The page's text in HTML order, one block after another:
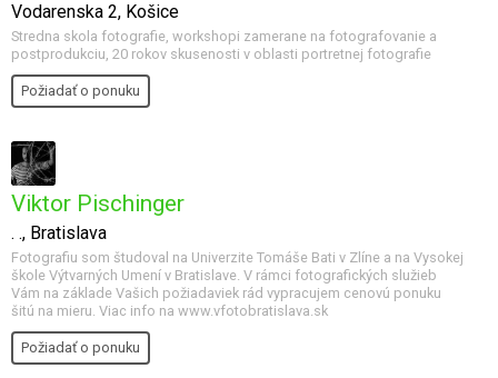
Vodarenska 2, Košice
Stredna skola fotografie, workshopi zamerane na fotografovanie a
postprodukciu, 20 rokov skusenosti v oblasti portretnej fotografie
Požiadať o ponuku
Viktor Pischinger
. ., Bratislava
Fotografiu som študoval na Univerzite Tomáše Bati v Zlíne a na Vysokej
škole Výtvarných Umení v Bratislave. V rámci fotografických služieb
Vám na základe Vašich požiadaviek rád vypracujem cenovú ponuku
šitú na mieru. Viac info na www.vfotobratislava.sk
Požiadať o ponuku